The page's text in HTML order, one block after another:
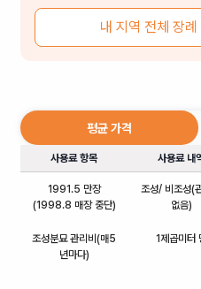
내 지역 전체 장례
평균 가격
사용료 항목 사용료 내
1991.5 만장
(1998.8 매장 중단)
조성/ 비조성(
없음)
조성분묘 관리비(매5
년마다)
1제곱미터